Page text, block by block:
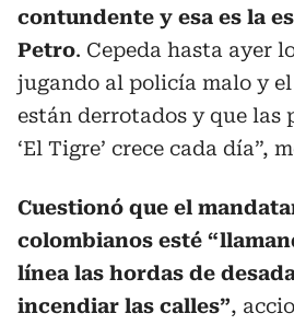
contundente y esa es la
Petro. Cepeda hasta ayer
jugando al policía malo y
están derrotados y que las
‘El Tigre’ crece cada día”,
Cuestionó que el
colombianos esté
línea las hordas de
incendiar las calles”,